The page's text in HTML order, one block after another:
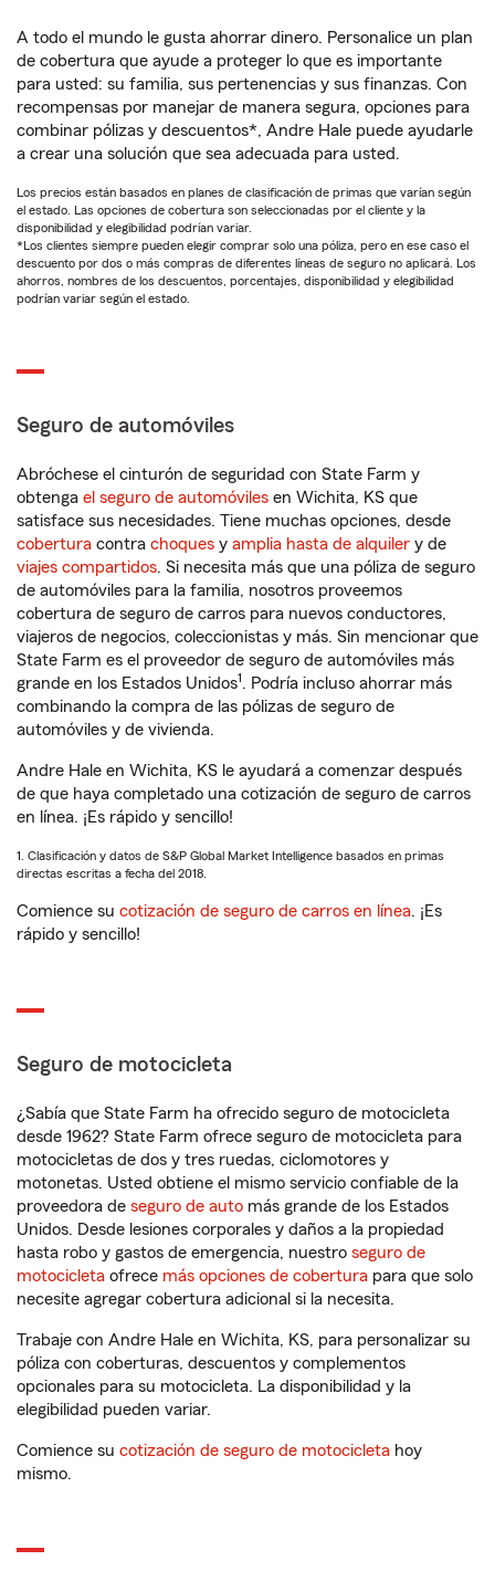
A todo el mundo le gusta ahorrar dinero. Personalice un plan
de cobertura que ayude a proteger lo que es importante
para usted: su familia, sus pertenencias y sus finanzas. Con
recompensas por manejar de manera segura, opciones para
combinar pólizas y descuentos*, Andre Hale puede ayudarle
a crear una solución que sea adecuada para usted.
Los precios están basados en planes de clasificación de primas que varían según
el estado. Las opciones de cobertura son seleccionadas por el cliente y la
disponibilidad y elegibilidad podrían variar.
*Los clientes siempre pueden elegir comprar solo una póliza, pero en ese caso el
descuento por dos o más compras de diferentes líneas de seguro no aplicará. Los
ahorros, nombres de los descuentos, porcentajes, disponibilidad y elegibilidad
podrían variar según el estado.
Seguro de automóviles
Abróchese el cinturón de seguridad con State Farm y
obtenga el seguro de automóviles en Wichita, KS que
satisface sus necesidades. Tiene muchas opciones, desde
cobertura contra choques y amplia hasta de alquiler y de
viajes compartidos. Si necesita más que una póliza de seguro
de automóviles para la familia, nosotros proveemos
cobertura de seguro de carros para nuevos conductores,
viajeros de negocios, coleccionistas y más. Sin mencionar que
State Farm es el proveedor de seguro de automóviles más
grande en los Estados Unidos1 . Podría incluso ahorrar más
combinando la compra de las pólizas de seguro de
automóviles y de vivienda.
Andre Hale en Wichita, KS le ayudará a comenzar después
de que haya completado una cotización de seguro de carros
en línea. ¡Es rápido y sencillo!
1. Clasificación y datos de S&P Global Market Intelligence basados en primas
directas escritas a fecha del 2018.
Comience su cotización de seguro de carros en línea. ¡Es
rápido y sencillo!
Seguro de motocicleta
¿Sabía que State Farm ha ofrecido seguro de motocicleta
desde 1962? State Farm ofrece seguro de motocicleta para
motocicletas de dos y tres ruedas, ciclomotores y
motonetas. Usted obtiene el mismo servicio confiable de la
proveedora de seguro de auto más grande de los Estados
Unidos. Desde lesiones corporales y daños a la propiedad
hasta robo y gastos de emergencia, nuestro seguro de
motocicleta ofrece más opciones de cobertura para que solo
necesite agregar cobertura adicional si la necesita.
Trabaje con Andre Hale en Wichita, KS, para personalizar su
póliza con coberturas, descuentos y complementos
opcionales para su motocicleta. La disponibilidad y la
elegibilidad pueden variar.
Comience su cotización de seguro de motocicleta hoy
mismo.